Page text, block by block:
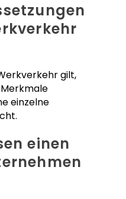
gilt,
einzelne
einen